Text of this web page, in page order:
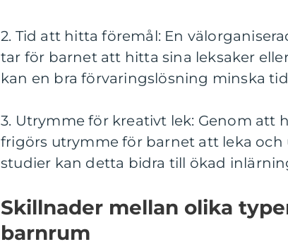
2. Tid att hitta föremål: En
tar för barnet att hitta sina leksaker
kan en bra förvaringslösning minska
3. Utrymme för kreativt lek: Genom att
frigörs utrymme för barnet att leka
studier kan detta bidra till ökad
Skillnader mellan olika
barnrum